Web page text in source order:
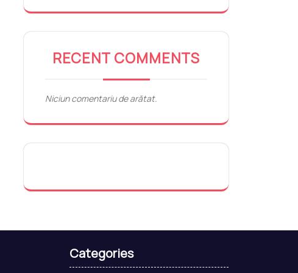
RECENT COMMENTS
Niciun comentariu de arătat.
Categories